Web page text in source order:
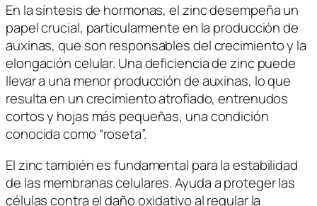
En la síntesis de hormonas, el zinc desempeña un
papel crucial, particularmente en la producción de
auxinas, que son responsables del crecimiento y la
elongación celular. Una deficiencia de zinc puede
llevar a una menor producción de auxinas, lo que
resulta en un crecimiento atrofiado, entrenudos
cortos y hojas más pequeñas, una condición
conocida como “roseta”.
El zinc también es fundamental para la estabilidad
de las membranas celulares. Ayuda a proteger las
células contra el daño oxidativo al regular la